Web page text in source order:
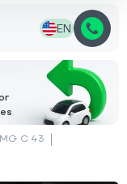
EN
C 43